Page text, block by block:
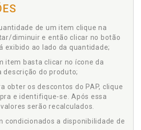
de um item clique na
diminuir e então clicar no botão
exibido ao lado da quantidade;
item basta clicar no ícone da
descrição do produto;
obter os descontos do PAP, clique
e identifique-se. Após essa
serão recalculados.
condicionados a disponibilidade de